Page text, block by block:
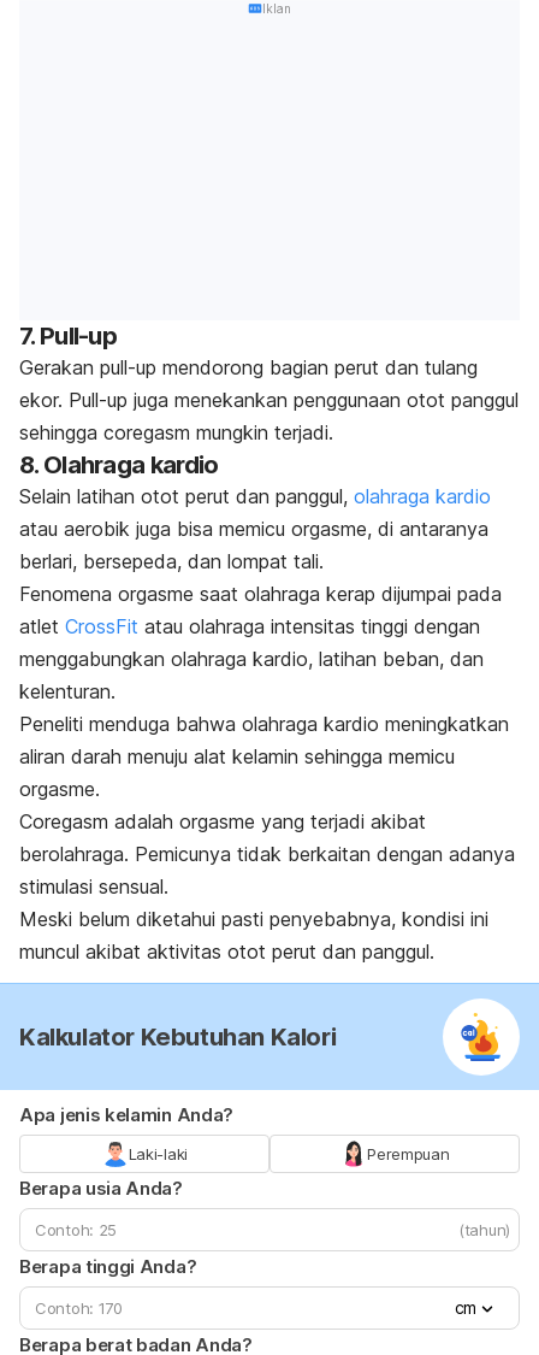
Iklan
7. Pull-up
Gerakan pull-up mendorong bagian perut dan tulang
ekor. Pull-up juga menekankan penggunaan otot panggul
sehingga coregasm mungkin terjadi.
8. Olahraga kardio
Selain latihan otot perut dan panggul, olahraga kardio
atau aerobik juga bisa memicu orgasme, di antaranya
berlari, bersepeda, dan lompat tali.
Fenomena orgasme saat olahraga kerap dijumpai pada
atlet CrossFit atau olahraga intensitas tinggi dengan
menggabungkan olahraga kardio, latihan beban, dan
kelenturan.
Peneliti menduga bahwa olahraga kardio meningkatkan
aliran darah menuju alat kelamin sehingga memicu
orgasme.
Coregasm adalah orgasme yang terjadi akibat
berolahraga. Pemicunya tidak berkaitan dengan adanya
stimulasi sensual.
Meski belum diketahui pasti penyebabnya, kondisi ini
muncul akibat aktivitas otot perut dan panggul.
Kalkulator Kebutuhan Kalori
Apa jenis kelamin Anda?
Laki-laki Perempuan
Berapa usia Anda?
(tahun)
Berapa tinggi Anda?
cm
Berapa berat badan Anda?